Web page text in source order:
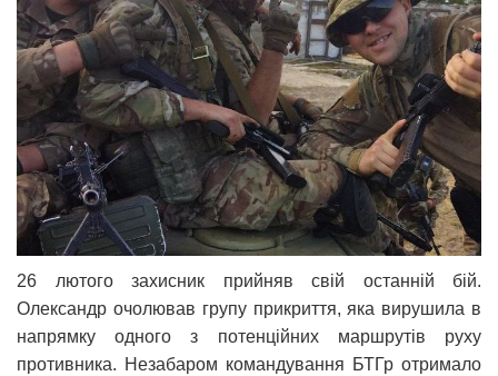
26 лютого захисник прийняв свій останній бій.
Олександр очолював групу прикриття, яка вирушила в
напрямку одного з потенційних маршрутів руху
противника. Незабаром командування БТГр отримало